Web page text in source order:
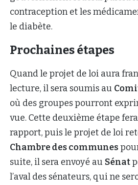
contraception et les
le diabète.
Prochaines étapes
Quand le projet de loi aura
lecture, il sera soumis au
où des groupes pourront
vue. Cette deuxième étape fera
rapport, puis le projet de loi
Chambre des communes
suite, il sera envoyé au Sénat
l’aval des sénateurs, qui ne